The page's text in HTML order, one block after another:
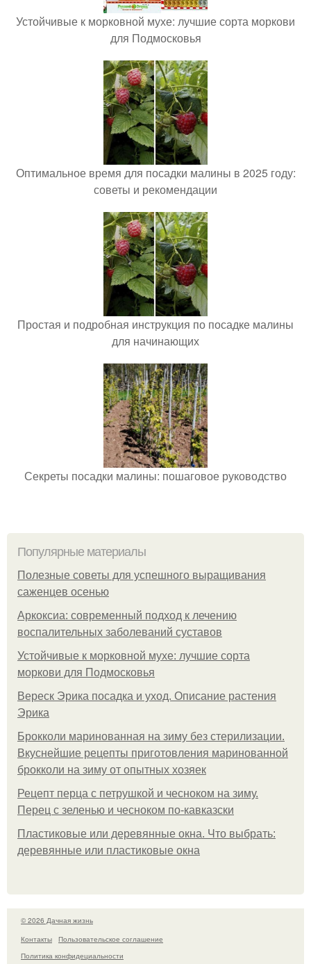
Устойчивые к морковной мухе: лучшие сорта моркови
для Подмосковья
Оптимальное время для посадки малины в 2025 году:
советы и рекомендации
Простая и подробная инструкция по посадке малины
для начинающих
Секреты посадки малины: пошаговое руководство
Популярные материалы
Полезные советы для успешного выращивания
саженцев осенью
Аркоксиа: современный подход к лечению
воспалительных заболеваний суставов
Устойчивые к морковной мухе: лучшие сорта
моркови для Подмосковья
Вереск Эрика посадка и уход. Описание растения
Эрика
Брокколи маринованная на зиму без стерилизации.
Вкуснейшие рецепты приготовления маринованной
брокколи на зиму от опытных хозяек
Рецепт перца с петрушкой и чесноком на зиму.
Перец с зеленью и чесноком по-кавказски
Пластиковые или деревянные окна. Что выбрать:
деревянные или пластиковые окна
© 2026 Дачная жизнь
Контакты
Пользовательское соглашение
Политика конфидециальности